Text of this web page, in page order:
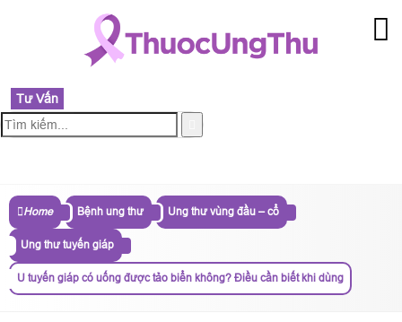
Tư Vấn
Home Bệnh ung thư Ung thư vùng đầu – cổ
Ung thư tuyến giáp
U tuyến giáp có uống được tảo biển không? Điều cần biết khi dùng